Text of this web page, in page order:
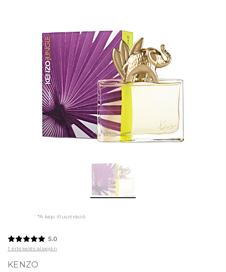
*A kép illusztráció
5.0
1 értékelés alapján
KENZO